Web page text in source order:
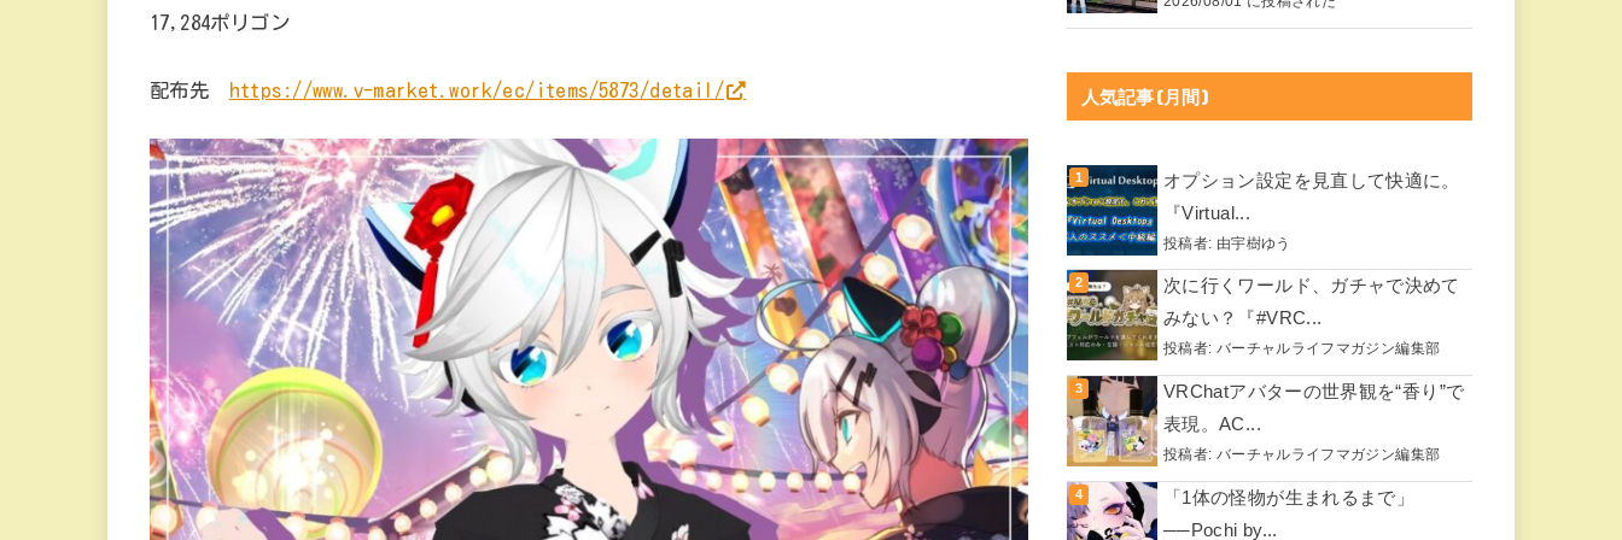
17,284ポリゴン
配布先 https://www.v-market.work/ec/items/5873/detail/ 人気記事(月間)
オプション設定を見直して快適に。
『Virtual...
投稿者: 由宇樹ゆう
次に行くワールド、ガチャで決めて
みない？『#VRC...
投稿者: バーチャルライフマガジン編集部
VRChatアバターの世界観を“香り”で
表現。AC...
投稿者: バーチャルライフマガジン編集部
「1体の怪物が生まれるまで」
──Pochi by...